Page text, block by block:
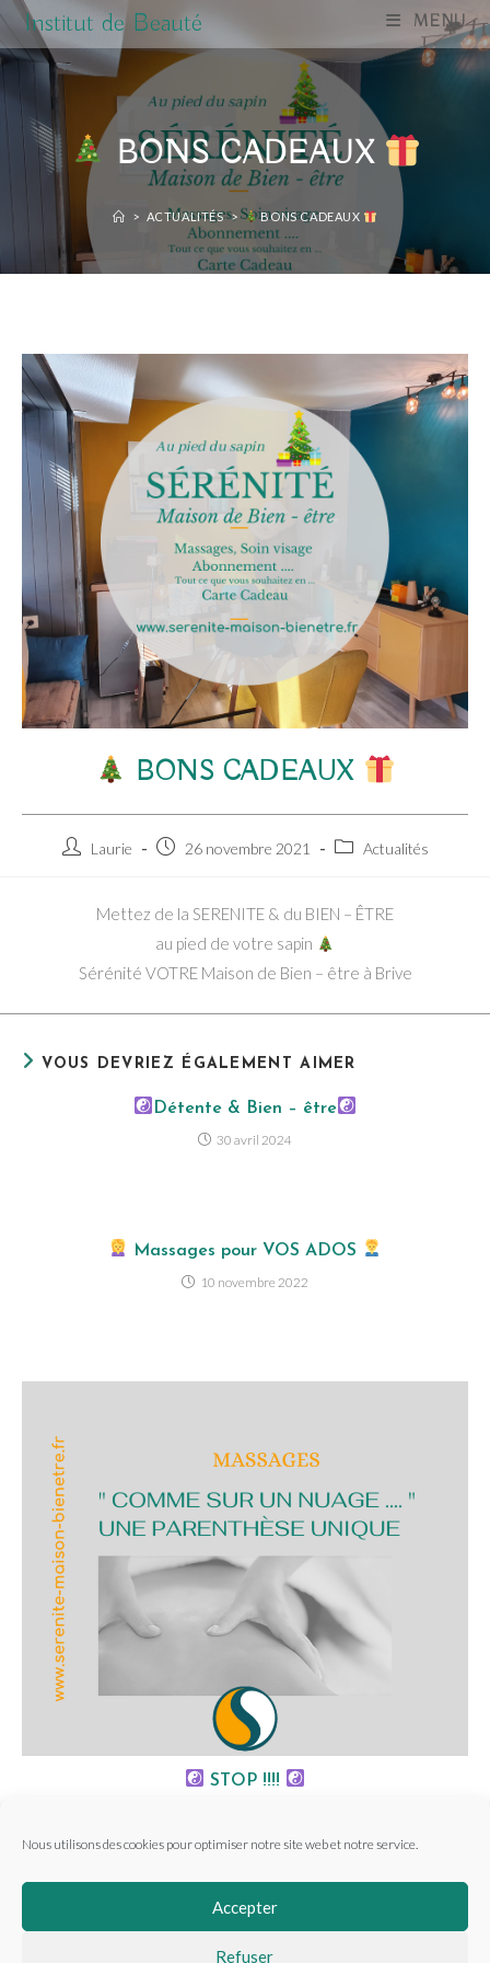
Nous utilisons des cookies pour optimiser notre site web et notre service.
Accepter
Refuser
Skip
content
Institut de Beauté MENU
BONS CADEAUX
> ACTUALITÉS > BONS CADEAUX
BONS CADEAUX
Auteur/autrice
publication :
Laurie
Publication
26 novembre 2021
PostActualités
Mettez de la SERENITE & du BIEN – ÊTRE
au pied de votre sapin
Sérénité VOTRE Maison de Bien – être à Brive
VOUS DEVRIEZ ÉGALEMENT AIMER
Détente & Bien – être
30 avril 2024
Massages pour VOS ADOS
10 novembre 2022
STOP !!!!
MENTIONS LÉGALES